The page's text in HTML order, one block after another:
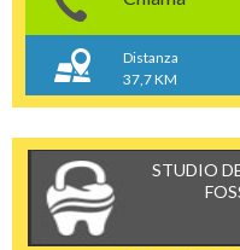
Distanza
37,7 KM
STUDIO